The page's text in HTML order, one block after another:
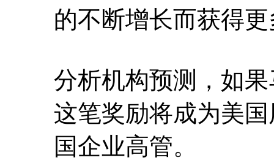
的不断增长而获得
分析机构预测，如
这笔奖励将成为美
国企业高管。